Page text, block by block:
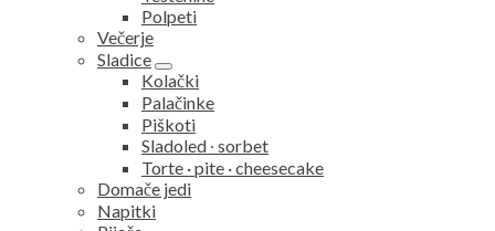
Polpeti
Večerje
Sladice
expand
child
menu
Kolački
Palačinke
Piškoti
Sladoled ∙ sorbet
Torte · pite · cheesecake
Domače jedi
Napitki